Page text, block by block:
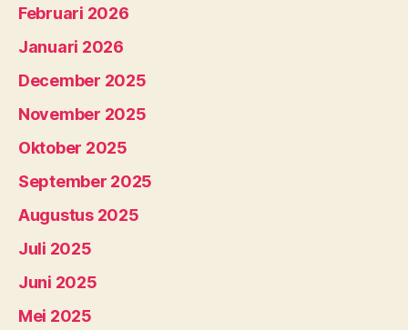
Februari 2026
Januari 2026
December 2025
November 2025
Oktober 2025
September 2025
Augustus 2025
Juli 2025
Juni 2025
Mei 2025